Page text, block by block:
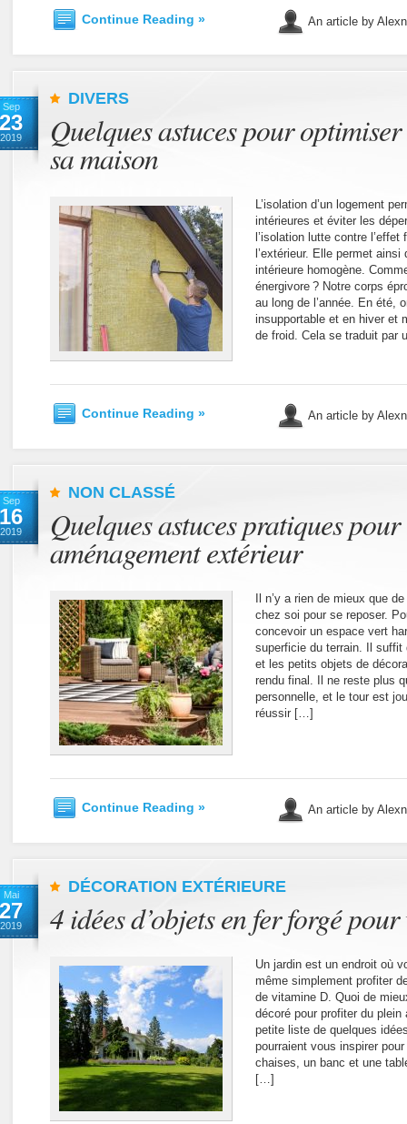
Continue Reading » An article by
Sep
23
2019
DIVERS
Quelques astuces pour
sa maison
L’isolation d’un logement
intérieures et éviter les
l’isolation lutte contre
l’extérieur. Elle permet
intérieure homogène.
énergivore ? Notre corps
au long de l’année. En été,
insupportable et en hiver et
de froid. Cela se traduit par
Continue Reading » An article by
Sep
16
2019
NON CLASSÉ
Quelques astuces pratiques
aménagement extérieur
Il n’y a rien de mieux que
chez soi pour se reposer.
concevoir un espace vert
superficie du terrain. Il suffit
et les petits objets de
rendu final. Il ne reste plus
personnelle, et le tour est
réussir […]
Continue Reading » An article by
Mai
27
2019
DÉCORATION EXTÉRIEURE
4 idées d’objets en fer forgé
Un jardin est un endroit où
même simplement profiter
de vitamine D. Quoi de
décoré pour profiter du
petite liste de quelques
pourraient vous inspirer
chaises, un banc et une
[…]